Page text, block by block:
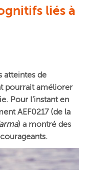
liés à
atteintes de
pourrait améliorer
Pour l’instant en
AEF0217 (de la
) a montré des